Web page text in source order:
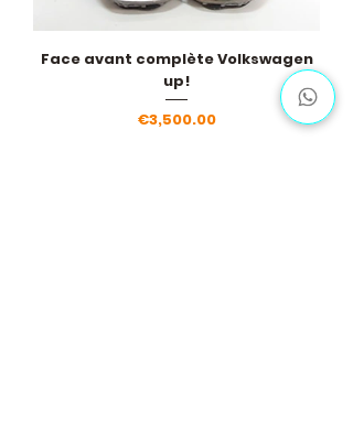
Face avant complète Volkswagen
up!
Price
€3,500.00